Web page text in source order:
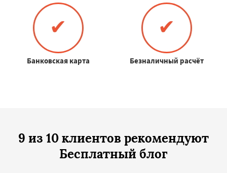
✔
Банковская карта
✔
Безналичный расчёт
9 из 10 клиентов рекомендуют
Бесплатный блог